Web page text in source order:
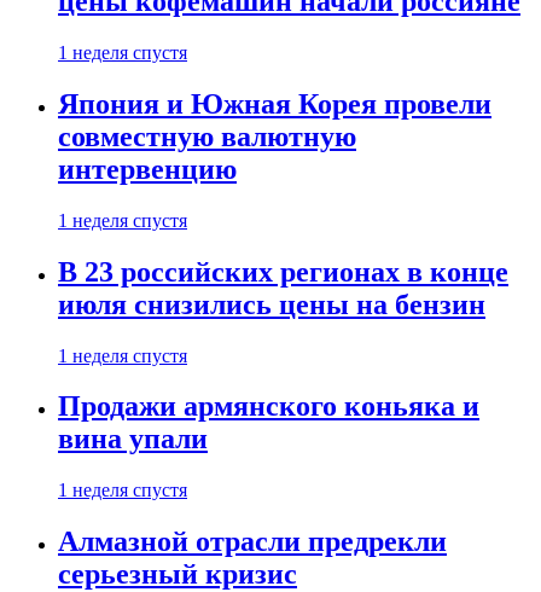
1 неделя спустя
Япония и Южная Корея провели
совместную валютную
интервенцию
1 неделя спустя
В 23 российских регионах в конце
июля снизились цены на бензин
1 неделя спустя
Продажи армянского коньяка и
вина упали
1 неделя спустя
Алмазной отрасли предрекли
серьезный кризис